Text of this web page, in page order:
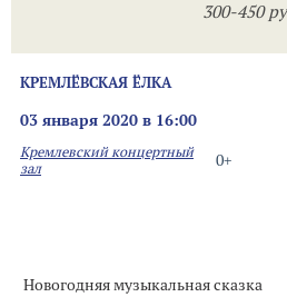
300-450
КРЕМЛЁВСКАЯ ЁЛКА
03 января 2020 в 16:00
0+
Кремлевский концертный
зал
Новогодняя музыкальная сказка